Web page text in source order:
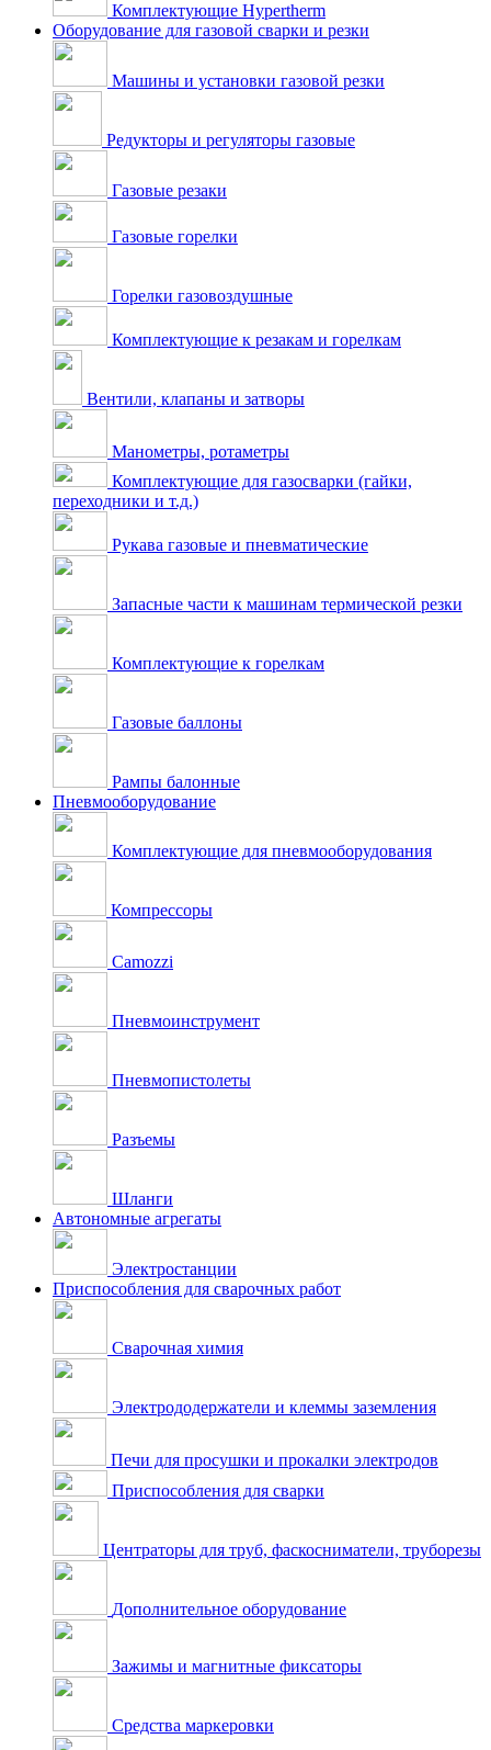
Комплектующие Hypertherm
Оборудование для газовой сварки и резки
Машины и установки газовой резки
Редукторы и регуляторы газовые
Газовые резаки
Газовые горелки
Горелки газовоздушные
Комплектующие к резакам и горелкам
Вентили, клапаны и затворы
Манометры, ротаметры
Комплектующие для газосварки (гайки,
переходники и т.д.)
Рукава газовые и пневматические
Запасные части к машинам термической резки
Комплектующие к горелкам
Газовые баллоны
Рампы балонные
Пневмооборудование
Комплектующие для пневмооборудования
Компрессоры
Camozzi
Пневмоинструмент
Пневмопистолеты
Разъемы
Шланги
Автономные агрегаты
Электростанции
Приспособления для сварочных работ
Сварочная химия
Электрододержатели и клеммы заземления
Печи для просушки и прокалки электродов
Приспособления для сварки
Центраторы для труб, фаскосниматели, труборезы
Дополнительное оборудование
Зажимы и магнитные фиксаторы
Средства маркеровки